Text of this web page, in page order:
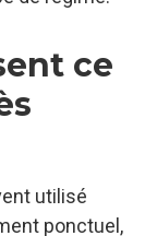
ce
utilisé
ponctuel,